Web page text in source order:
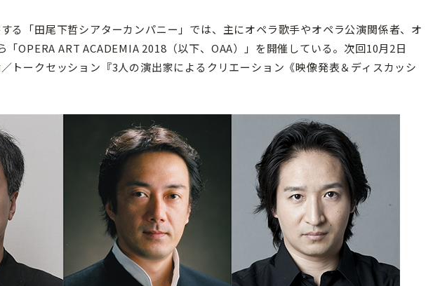
る「田尾下哲シアターカンパニー」では、主にオペラ歌手やオペラ公演関係者、オ
「OPERA ART ACADEMIA 2018（以下、OAA）」を開催している。次回10月2日
／トークセッション『3人の演出家によるクリエーション《映像発表＆ディスカッシ